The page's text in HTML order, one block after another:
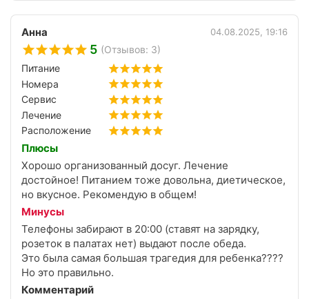
встретиться вновь❤️❤️❤️
Анна 04.08.2025, 19:16
5 (Отзывов: 3)
Питание
Номера
Сервис
Лечение
Расположение
Плюсы
Хорошо организованный досуг. Лечение
достойное! Питанием тоже довольна, диетическое,
но вкусное. Рекомендую в общем!
Минусы
Телефоны забирают в 20:00 (ставят на зарядку,
розеток в палатах нет) выдают после обеда.
Это была самая большая трагедия для ребенка????
Но это правильно.
Комментарий